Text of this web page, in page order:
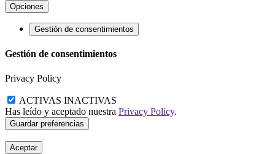
Opciones
Gestión de consentimientos
Gestión de consentimientos
Privacy Policy
ACTIVAS INACTIVAS
Has leído y aceptado nuestra Privacy Policy.
Aceptar